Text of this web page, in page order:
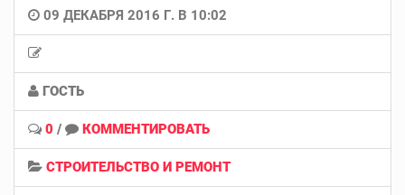
09 ДЕКАБРЯ 2016 Г. В 10:02
ГОСТЬ
0 / КОММЕНТИРОВАТЬ
СТРОИТЕЛЬСТВО И РЕМОНТ